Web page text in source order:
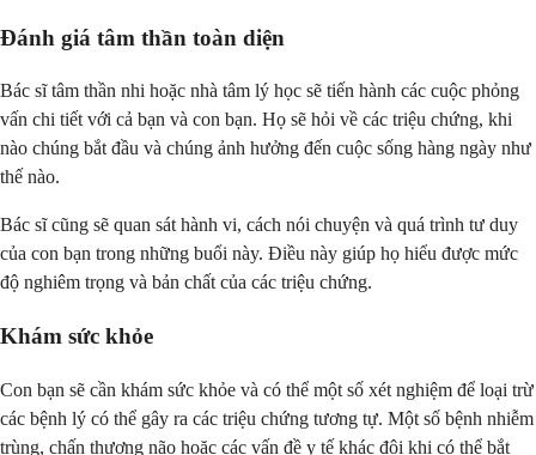
Đánh giá tâm thần toàn diện
Bác sĩ tâm thần nhi hoặc nhà tâm lý học sẽ tiến hành các cuộc phỏng
vấn chi tiết với cả bạn và con bạn. Họ sẽ hỏi về các triệu chứng, khi
nào chúng bắt đầu và chúng ảnh hưởng đến cuộc sống hàng ngày như
thế nào.
Bác sĩ cũng sẽ quan sát hành vi, cách nói chuyện và quá trình tư duy
của con bạn trong những buổi này. Điều này giúp họ hiểu được mức
độ nghiêm trọng và bản chất của các triệu chứng.
Khám sức khỏe
Con bạn sẽ cần khám sức khỏe và có thể một số xét nghiệm để loại trừ
các bệnh lý có thể gây ra các triệu chứng tương tự. Một số bệnh nhiễm
trùng, chấn thương não hoặc các vấn đề y tế khác đôi khi có thể bắt